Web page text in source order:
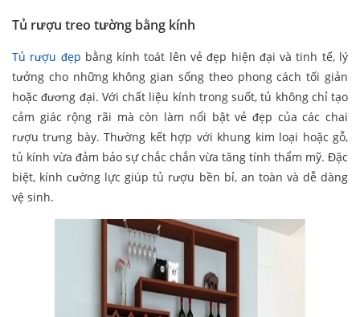
Tủ rượu treo tường bằng kính
Tủ rượu đẹp bằng kính toát lên vẻ đẹp hiện đại và tinh tế, lý
tưởng cho những không gian sống theo phong cách tối giản
hoặc đương đại. Với chất liệu kính trong suốt, tủ không chỉ tạo
cảm giác rộng rãi mà còn làm nổi bật vẻ đẹp của các chai
rượu trưng bày. Thường kết hợp với khung kim loại hoặc gỗ,
tủ kính vừa đảm bảo sự chắc chắn vừa tăng tính thẩm mỹ. Đặc
biệt, kính cường lực giúp tủ rượu bền bỉ, an toàn và dễ dàng
vệ sinh.